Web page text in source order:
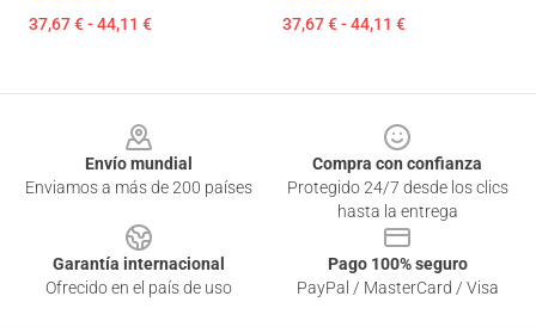
37,67 € - 44,11 € 37,67 € - 44,11 €
Envío mundial
Enviamos a más de 200 países
Compra con confianza
Protegido 24/7 desde los clics
hasta la entrega
Garantía internacional
Ofrecido en el país de uso
Pago 100% seguro
PayPal / MasterCard / Visa